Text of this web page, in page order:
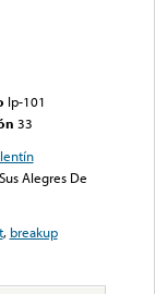
lp-101
33
Alegres De
, breakup